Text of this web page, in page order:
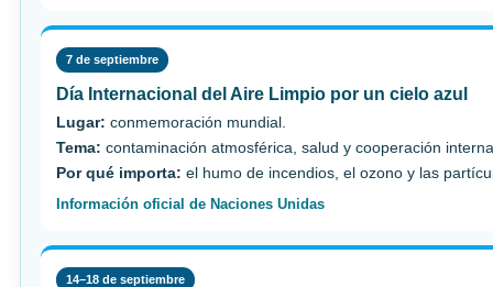
7 de septiembre
Día Internacional del Aire Limpio por un cielo azul
Lugar: conmemoración mundial.
Tema: contaminación atmosférica, salud y cooperación
Por qué importa: el humo de incendios, el ozono y las
Información oficial de Naciones Unidas
14–18 de septiembre